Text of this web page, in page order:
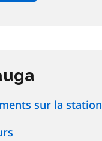
sur la station